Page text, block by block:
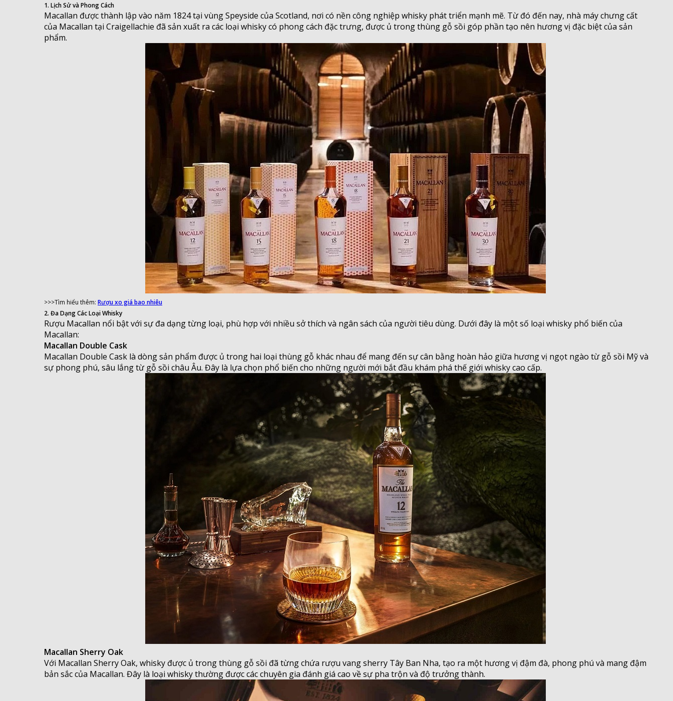
1. Lịch Sử và Phong Cách
Macallan được thành lập vào năm 1824 tại vùng Speyside của Scotland, nơi có nền công nghiệp whisky phát triển mạnh mẽ. Từ đó đến nay, nhà máy chưng cất
của Macallan tại Craigellachie đã sản xuất ra các loại whisky có phong cách đặc trưng, được ủ trong thùng gỗ sồi góp phần tạo nên hương vị đặc biệt của sản
phẩm.
>>>Tìm hiểu thêm: Rượu xo giá bao nhiêu
2. Đa Dạng Các Loại Whisky
Rượu Macallan nổi bật với sự đa dạng từng loại, phù hợp với nhiều sở thích và ngân sách của người tiêu dùng. Dưới đây là một số loại whisky phổ biến của
Macallan:
Macallan Double Cask
Macallan Double Cask là dòng sản phẩm được ủ trong hai loại thùng gỗ khác nhau để mang đến sự cân bằng hoàn hảo giữa hương vị ngọt ngào từ gỗ sồi Mỹ và
sự phong phú, sâu lắng từ gỗ sồi châu Âu. Đây là lựa chọn phổ biến cho những người mới bắt đầu khám phá thế giới whisky cao cấp.
Macallan Sherry Oak
Với Macallan Sherry Oak, whisky được ủ trong thùng gỗ sồi đã từng chứa rượu vang sherry Tây Ban Nha, tạo ra một hương vị đậm đà, phong phú và mang đậm
bản sắc của Macallan. Đây là loại whisky thường được các chuyên gia đánh giá cao về sự pha trộn và độ trưởng thành.